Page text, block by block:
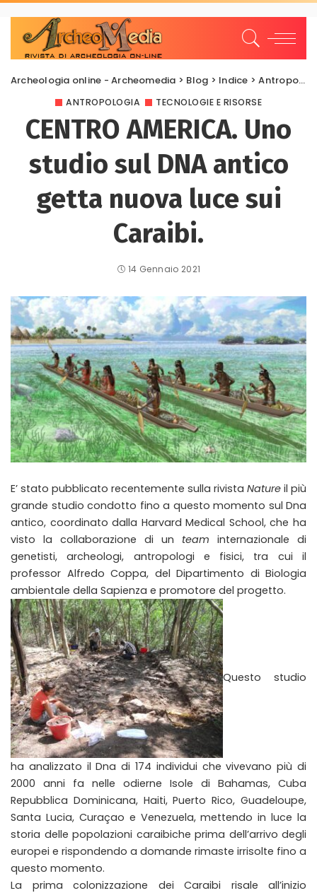
Archeologia online - Archeomedia > Blog > Indice >Antropologia
ANTROPOLOGIA TECNOLOGIE E RISORSE
CENTRO AMERICA. Uno
studio sul DNA antico
getta nuova luce sui
Caraibi.
14 Gennaio 2021
E’ stato pubblicato recentemente sulla rivista Nature il più
grande studio condotto fino a questo momento sul Dna
antico, coordinato dalla Harvard Medical School, che ha
visto la collaborazione di un team internazionale di
genetisti, archeologi, antropologi e fisici, tra cui il
professor Alfredo Coppa, del Dipartimento di Biologia
ambientale della Sapienza e promotore del progetto.
Questo studio
ha analizzato il Dna di 174 individui che vivevano più di
2000 anni fa nelle odierne Isole di Bahamas, Cuba
Repubblica Dominicana, Haiti, Puerto Rico, Guadeloupe,
Santa Lucia, Curaçao e Venezuela, mettendo in luce la
storia delle popolazioni caraibiche prima dell’arrivo degli
europei e rispondendo a domande rimaste irrisolte fino a
questo momento.
La prima colonizzazione dei Caraibi risale all’inizio